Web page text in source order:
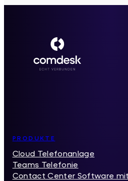
Inhaltsverzeichnis
PRODUKTE
Cloud Telefonanlage
Teams Telefonie
Contact Center Software